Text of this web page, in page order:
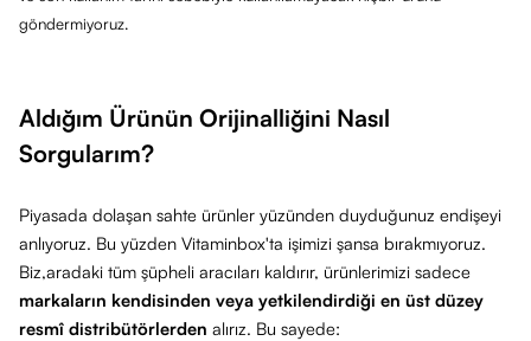
göndermiyoruz.
Aldığım Ürünün Orijinalliğini Nasıl
Sorgularım?
Piyasada dolaşan sahte ürünler yüzünden duyduğunuz endişeyi
anlıyoruz. Bu yüzden Vitaminbox'ta işimizi şansa bırakmıyoruz.
Biz,aradaki tüm şüpheli aracıları kaldırır, ürünlerimizi sadece
markaların kendisinden veya yetkilendirdiği en üst düzey
resmî distribütörlerden alırız. Bu sayede: